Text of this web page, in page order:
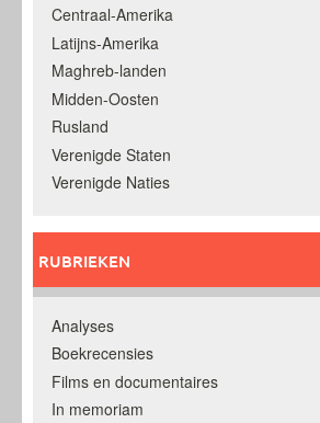
Centraal-Amerika
Latijns-Amerika
Maghreb-landen
Midden-Oosten
Rusland
Verenigde Staten
Verenigde Naties
RUBRIEKEN
Analyses
Boekrecensies
Films en documentaires
In memoriam